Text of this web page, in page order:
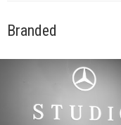
Branded